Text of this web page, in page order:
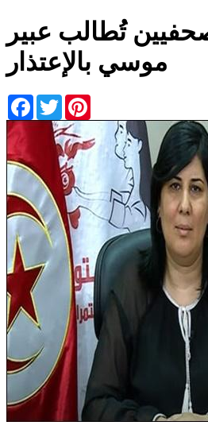
تُطالب عبير
موسي بالإعتذار
Facebook
Twitter